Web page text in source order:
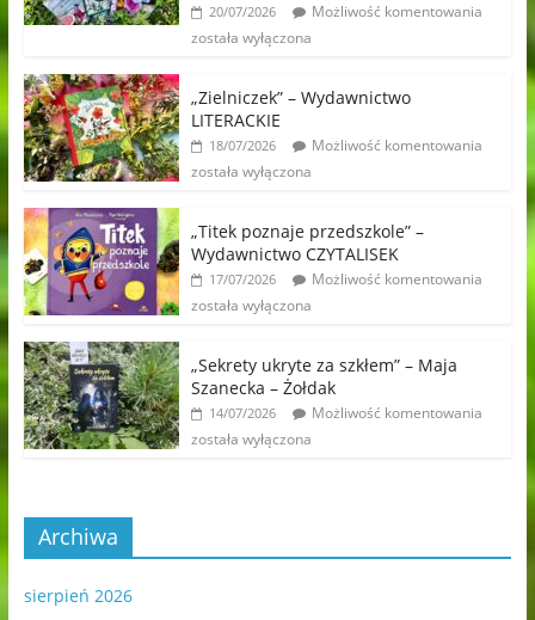
20/07/2026
Możliwość komentowania
została wyłączona
„Zielniczek” – Wydawnictwo
LITERACKIE
18/07/2026
Możliwość komentowania
została wyłączona
„Titek poznaje przedszkole” –
Wydawnictwo CZYTALISEK
17/07/2026
Możliwość komentowania
została wyłączona
„Sekrety ukryte za szkłem” – Maja
Szanecka – Żołdak
14/07/2026
Możliwość komentowania
została wyłączona
Archiwa
sierpień 2026